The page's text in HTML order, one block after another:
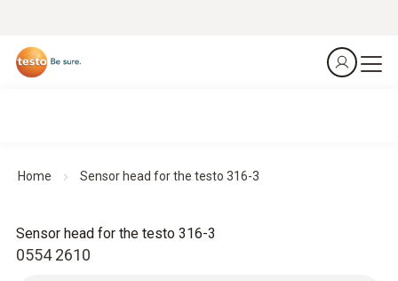
Home Sensor head for the testo 316-3
0554 2610
Sensor head for the testo 316-3